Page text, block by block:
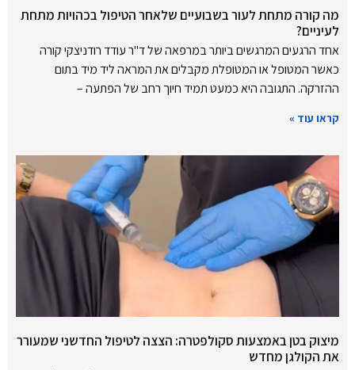
מה קורה מתחת לעור בשבועיים שלאחר הטיפול בכהויות מתחת
לעיניים?
אחד הרגעים המרגשים ביותר במרפאה של ד"ר עודד רודניצקי קורה
כאשר המטופל או המטופלת מקבלים את המראה ליד מיד בתום
ההזרקה. התגובה היא כמעט תמיד חיוך רחב של הפתעה –
קראו עוד »
מיצוק בטן באמצעות סקולפטרה: הצצה לטיפול החדשני שמעורר
את הקולגן מחדש